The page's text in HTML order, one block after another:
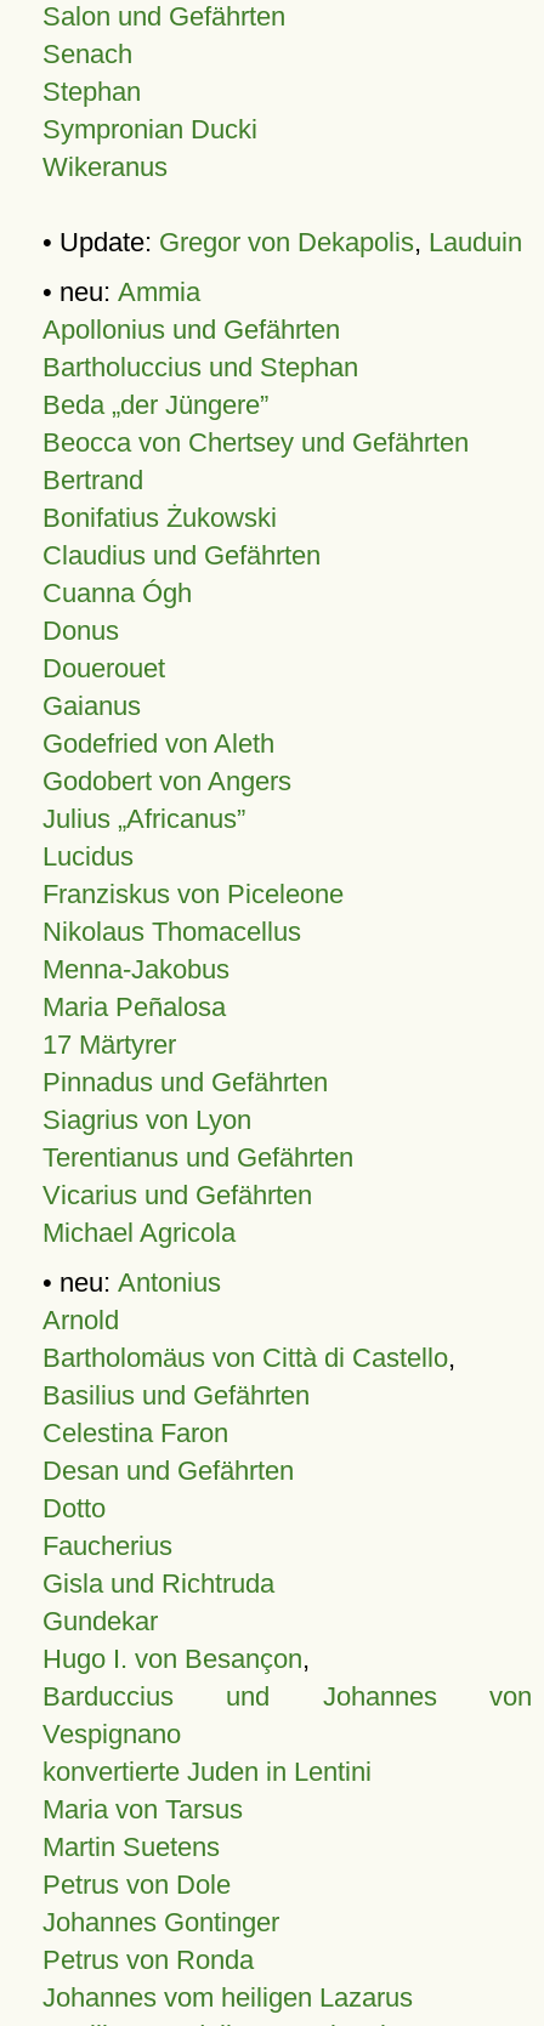
Salon und Gefährten
Senach
Stephan
Sympronian Ducki
Wikeranus
• Update: Gregor von Dekapolis, Lauduin
• neu: Ammia
Apollonius und Gefährten
Bartholuccius und Stephan
Beda „der Jüngere”
Beocca von Chertsey und Gefährten
Bertrand
Bonifatius Żukowski
Claudius und Gefährten
Cuanna Ógh
Donus
Douerouet
Gaianus
Godefried von Aleth
Godobert von Angers
Julius Africanus
Lucidus
Franziskus von Piceleone
Nikolaus Thomacellus
Menna-Jakobus
Maria Peñalosa
17 Märtyrer
Pinnadus und Gefährten
Siagrius von Lyon
Terentianus und Gefährten
Vicarius und Gefährten
Michael Agricola
• neu: Antonius
Arnold
Bartholomäus von Città di Castello,
Basilius und Gefährten
Celestina Faron
Desan und Gefährten
Dotto
Faucherius
Gisla und Richtruda
Gundekar
Hugo I. von Besançon,
Barduccius und Johannes von
Vespignano
konvertierte Juden in Lentini
Maria von Tarsus
Martin Suetens
Petrus von Dole
Johannes Gontinger
Petrus von Ronda
Johannes vom heiligen Lazarus